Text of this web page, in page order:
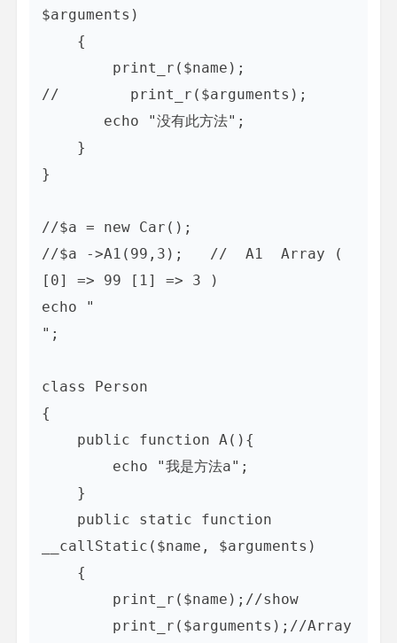
$arguments)
//        print_r($arguments);
}
//$a = new Car();
//$a ->A1(99,3);   //  A1  Array (
[0] => 99 [1] => 3 )
echo "
";
class Person
{
__callStatic($name, $arguments)